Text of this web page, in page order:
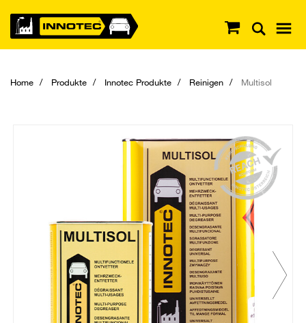
Home Produkte Innotec Produkte Reinigen Multisol